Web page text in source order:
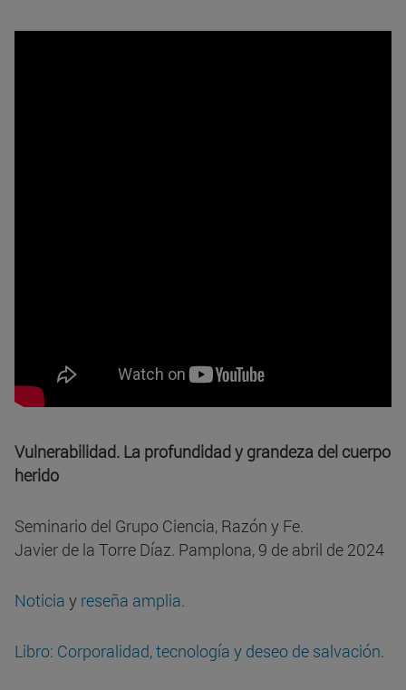
Vulnerabilidad. La profundidad y grandeza del cuerpo
herido
Seminario del Grupo Ciencia, Razón y Fe.
Javier de la Torre Díaz. Pamplona, 9 de abril de 2024
Noticia y reseña amplia.
Libro: Corporalidad, tecnología y deseo de salvación.